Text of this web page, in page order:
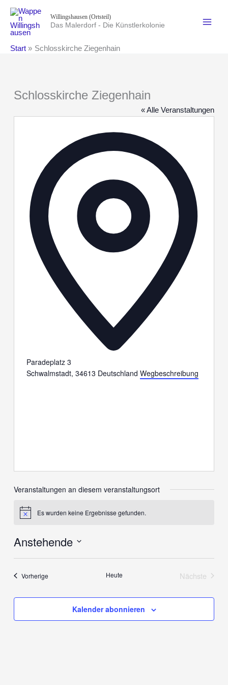
Inhalt
springen
Willingshausen (Ortsteil)
Das Malerdorf - Die Künstlerkolonie
Start Schlosskirche Ziegenhain
Schlosskirche Ziegenhain
« Alle Veranstaltungen
Paradeplatz 3
Schwalmstadt, 34613 Deutschland Wegbeschreibung
Veranstaltungen an diesem veranstaltungsort
HinweisEs wurden keine Ergebnisse gefunden.
Anstehende
Vorherige Heute
Nächste
Kalender abonnieren